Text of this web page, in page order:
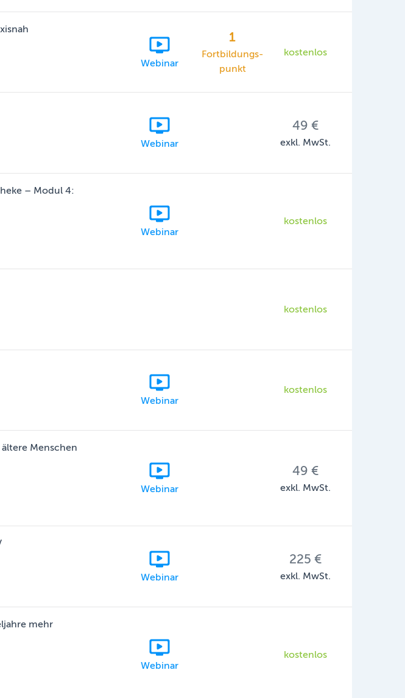
Webinar
1
Fortbildungs-
punkt
kostenlos
Webinar
49 €
exkl. MwSt.
– Modul 4:
Webinar
kostenlos
kostenlos
Webinar
kostenlos
Menschen
Webinar
49 €
exkl. MwSt.
Webinar
225 €
exkl. MwSt.
mehr
Webinar
kostenlos